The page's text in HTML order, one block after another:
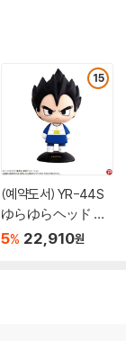
15
(예약도서) YR-44S
ゆらゆらヘッド ド
ラゴンボ-ルZ ベ
5% 22,910원